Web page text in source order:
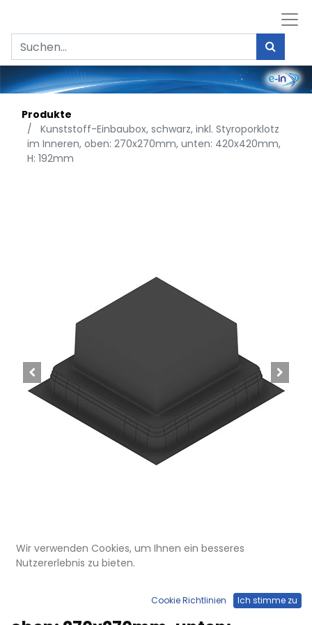
Produkte
Kunststoff-Einbaubox, schwarz, inkl. Styroporklotz
im Inneren, oben: 270x270mm, unten: 420x420mm,
H: 192mm
UBD 260 284
Kunststoff-Einbaubox, schwarz,
inkl. Styroporklotz im Inneren,
Wir verwenden Cookies, um Ihnen ein besseres
Nutzererlebnis zu bieten.
Cookie Richtlinien Ich stimme zu